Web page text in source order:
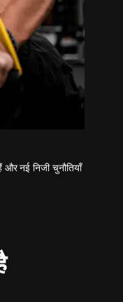
नई निजी चुनौतियाँ